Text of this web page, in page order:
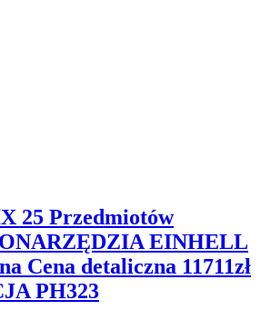
25 Przedmiotów
EINHELL
Cena detaliczna 11711zł
PH323